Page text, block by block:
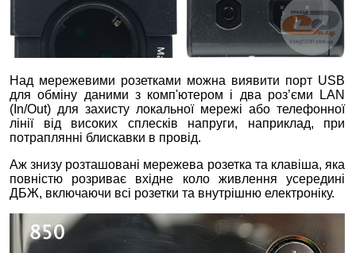
Над мережевими розетками можна виявити порт USB
для обміну даними з комп'ютером і два роз’єми LAN
(In/Out) для захисту локальної мережі або телефонної
лінії від високих сплесків напруги, наприклад, при
потраплянні блискавки в провід.
Аж знизу розташовані мережева розетка та клавіша, яка
повністю розриває вхідне коло живлення усередині
ДБЖ, включаючи всі розетки та внутрішню електроніку.